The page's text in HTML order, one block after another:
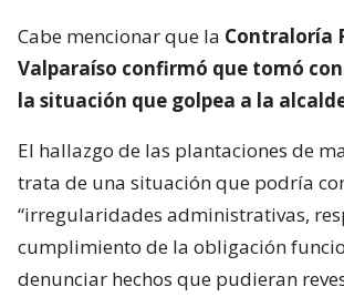
Cabe mencionar que la Contraloría
Valparaíso confirmó que tomó
la situación que golpea a la
El hallazgo de las plantaciones de
trata de una situación que podría
“irregularidades administrativas,
cumplimiento de la obligación
denunciar hechos que pudieran